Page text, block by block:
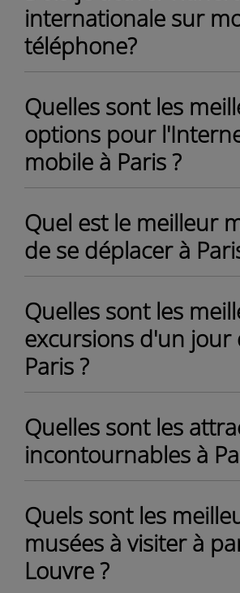
internationale sur
téléphone?
Quelles sont les
options pour
mobile à Paris ?
Quel est le meilleur
de se déplacer à
Quelles sont les
excursions d'un jour
Paris ?
Quelles sont les
incontournables à
Quels sont les
musées à visiter à
Louvre ?